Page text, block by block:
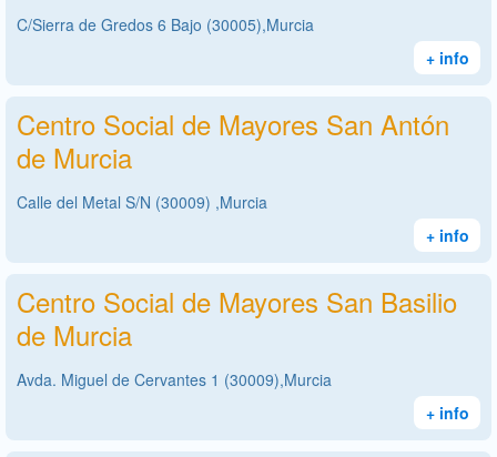
C/Sierra de Gredos 6 Bajo (30005),Murcia
+ info
Centro Social de Mayores San Antón
de Murcia
Calle del Metal S/N (30009) ,Murcia
+ info
Centro Social de Mayores San Basilio
de Murcia
Avda. Miguel de Cervantes 1 (30009),Murcia
+ info